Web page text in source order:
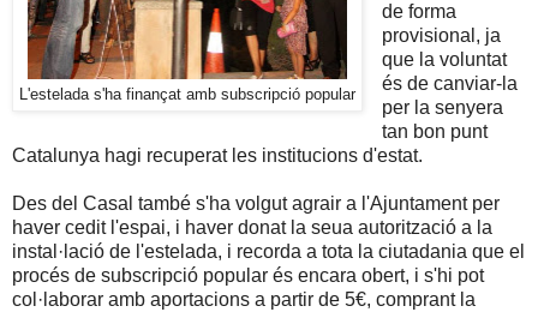
L'estelada s'ha finançat amb subscripció popular
de forma
provisional, ja
que la voluntat
és de canviar-la
per la senyera
tan bon punt
Catalunya hagi recuperat les institucions d'estat.
Des del Casal també s'ha volgut agrair a l'Ajuntament per
haver cedit l'espai, i haver donat la seua autorització a la
instal·lació de l'estelada, i recorda a tota la ciutadania que el
procés de subscripció popular és encara obert, i s'hi pot
col·laborar amb aportacions a partir de 5€, comprant la